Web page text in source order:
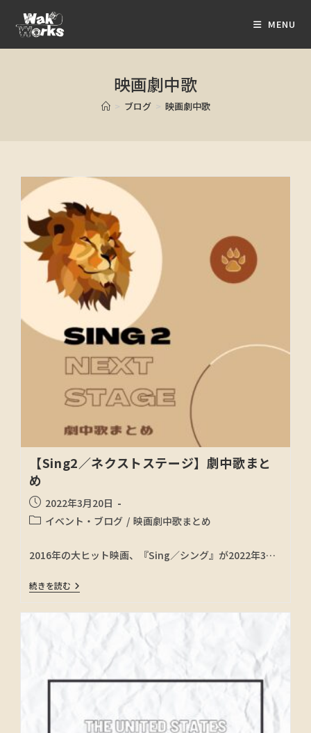
MENU
映画劇中歌
> ブログ > 映画劇中歌
【Sing2／ネクストステージ】劇中歌まと
め
2022年3月20日
イベント・ブログ / 映画劇中歌まとめ
2016年の大ヒット映画、『Sing／シング』が2022年3…
続きを読む